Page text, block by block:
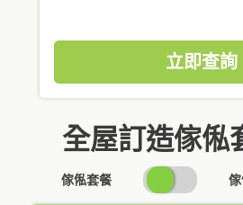
立即查詢
全屋訂造傢俬
傢俬套餐
SWITCH
PRICING